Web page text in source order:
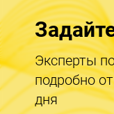
Эксперты
подробно
дня